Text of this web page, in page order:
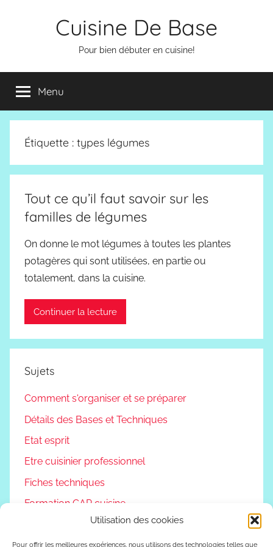
Utilisation des cookies
Pour offrir les meilleures expériences, nous utilisons des technologies telles que
Cuisine De Base
Pour bien débuter en cuisine!
Menu
Étiquette : types légumes
Tout ce qu’il faut savoir sur les
familles de légumes
On donne le mot légumes à toutes les plantes
potagères qui sont utilisées, en partie ou
totalement, dans la cuisine.
Continuer la lecture
Sujets
Comment s'organiser et se préparer
Détails des Bases et Techniques
Etat esprit
Etre cuisinier professionnel
Fiches techniques
Formation CAP cuisine